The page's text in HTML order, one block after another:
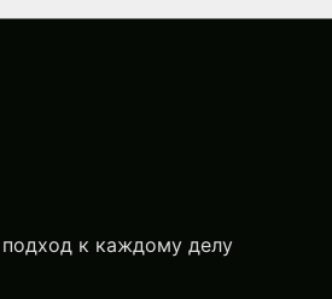
к каждому делу